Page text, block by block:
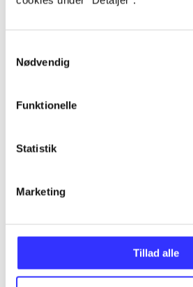
Nødvendig
Funktionelle
Statistik
Marketing
Tillad alle